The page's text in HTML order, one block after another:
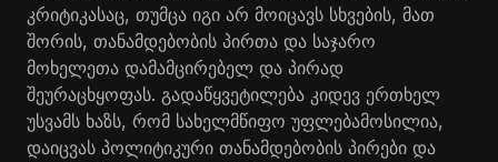
კრიტიკასაც, თუმცა იგი არ მოიცავს სხვების, მათ
შორის, თანამდებობის პირთა და საჯარო
მოხელეთა დამამცირებელ და პირად
შეურაცხყოფას. გადაწყვეტილება კიდევ ერთხელ
უსვამს ხაზს, რომ სახელმწიფო უფლებამოსილია,
დაიცვას პოლიტიკური თანამდებობის პირები და